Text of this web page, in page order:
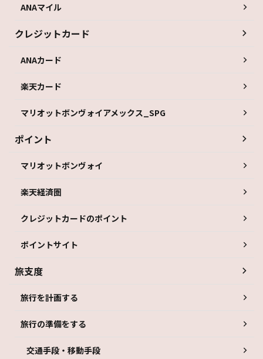
ANAマイル
クレジットカード
ANAカード
楽天カード
マリオットボンヴォイアメックス_SPG
ポイント
マリオットボンヴォイ
楽天経済圏
クレジットカードのポイント
ポイントサイト
旅支度
旅行を計画する
旅行の準備をする
交通手段・移動手段